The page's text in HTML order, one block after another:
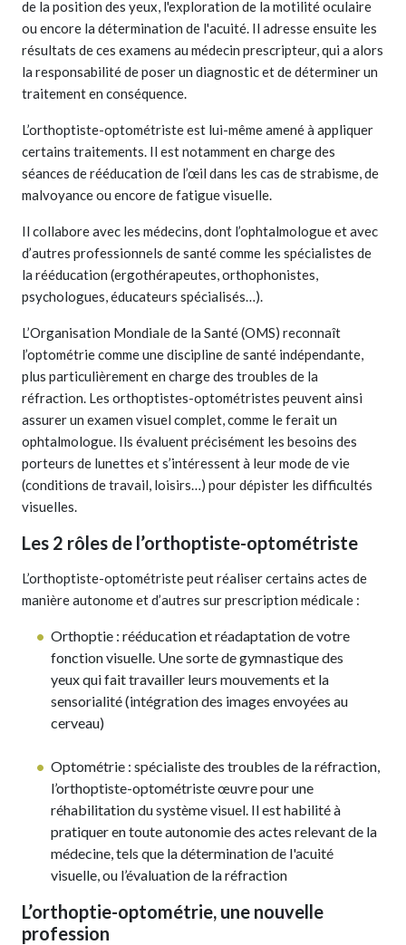
de la position des yeux, l'exploration de la motilité oculaire
ou encore la détermination de l'acuité. Il adresse ensuite les
résultats de ces examens au médecin prescripteur, qui a alors
la responsabilité de poser un diagnostic et de déterminer un
traitement en conséquence.
L’orthoptiste-optométriste est lui-même amené à appliquer
certains traitements. Il est notamment en charge des
séances de rééducation de l’œil dans les cas de strabisme, de
malvoyance ou encore de fatigue visuelle.
Il collabore avec les médecins, dont l’ophtalmologue et avec
d’autres professionnels de santé comme les spécialistes de
la rééducation (ergothérapeutes, orthophonistes,
psychologues, éducateurs spécialisés…).
L’Organisation Mondiale de la Santé (OMS) reconnaît
l’optométrie comme une discipline de santé indépendante,
plus particulièrement en charge des troubles de la
réfraction. Les orthoptistes-optométristes peuvent ainsi
assurer un examen visuel complet, comme le ferait un
ophtalmologue. Ils évaluent précisément les besoins des
porteurs de lunettes et s’intéressent à leur mode de vie
(conditions de travail, loisirs…) pour dépister les difficultés
visuelles.
Les 2 rôles de l’orthoptiste-optométriste
L’orthoptiste-optométriste peut réaliser certains actes de
manière autonome et d’autres sur prescription médicale :
Orthoptie : rééducation et réadaptation de votre
fonction visuelle. Une sorte de gymnastique des
yeux qui fait travailler leurs mouvements et la
sensorialité (intégration des images envoyées au
cerveau)
Optométrie : spécialiste des troubles de la réfraction,
l’orthoptiste-optométriste œuvre pour une
réhabilitation du système visuel. Il est habilité à
pratiquer en toute autonomie des actes relevant de la
médecine, tels que la détermination de l'acuité
visuelle, ou l’évaluation de la réfraction
L’orthoptie-optométrie, une nouvelle
profession